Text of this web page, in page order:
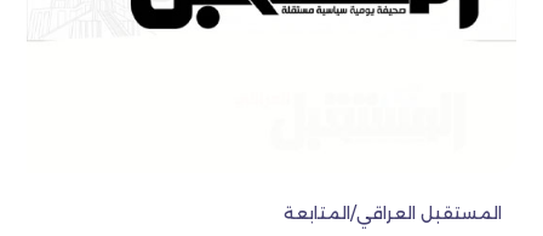
المستقبل العراقي/المتابعة